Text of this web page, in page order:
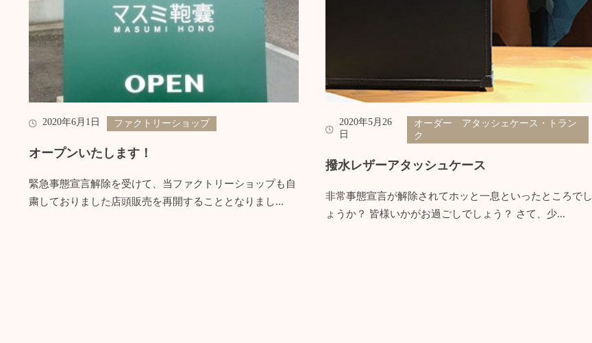
2020年6月1日 ファクトリーショップ
オープンいたします！
緊急事態宣言解除を受けて、当ファクトリーショップも自
粛しておりました店頭販売を再開することとなりまし...
2020年5月26
日
オーダー アタッシェケース・トラン
ク
撥水レザーアタッシュケース
非常事態宣言が解除されてホッと一息といったところでし
ょうか？ 皆様いかがお過ごしでしょう？ さて、少...